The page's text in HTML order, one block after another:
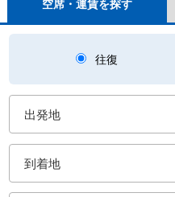
空席・運賃を探す
往復